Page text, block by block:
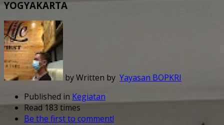
YOGYAKARTA
by Written by Yayasan BOPKRI
Published in Kegiatan
Read 183 times
Be the first to comment!